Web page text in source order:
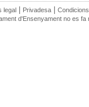
legal | Privadesa |
d'Ensenyament no es